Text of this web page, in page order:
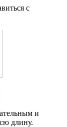
с
и
длину.